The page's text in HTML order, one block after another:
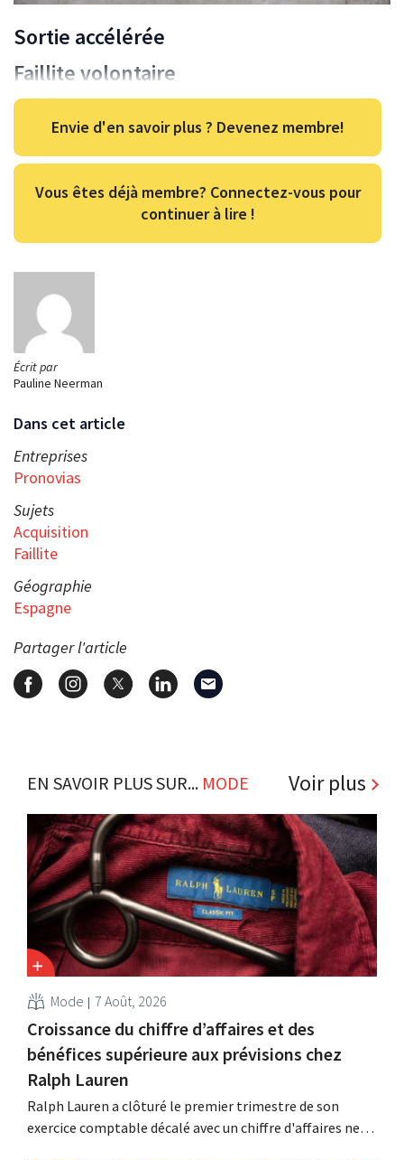
Écrit par
Pauline Neerman
Dans cet article
Entreprises
Pronovias
Sujets
Acquisition
Faillite
Géographie
Espagne
Partager l'article
Sortie accélérée
Faillite volontaire
Envie d'en savoir plus ? Devenez membre!
Vous êtes déjà membre? Connectez-vous pour
continuer à lire !
EN SAVOIR PLUS SUR... MODE Voir plus
Mode 7 Août, 2026
Croissance du chiffre d’affaires et des
bénéfices supérieure aux prévisions chez
Ralph Lauren
Ralph Lauren a clôturé le premier trimestre de son
exercice comptable décalé avec un chiffre d'affaires net